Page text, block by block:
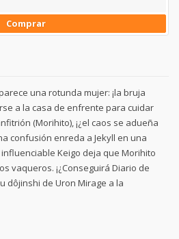
Comprar
una rotunda mujer: ¡la bruja
a la casa de enfrente para cuidar
(Morihito), ¡¿el caos se adueña
confusión enreda a Jekyll en una
Keigo deja que Morihito
vaqueros. ¡¿Conseguirá Diario de
dôjinshi de Uron Mirage a la